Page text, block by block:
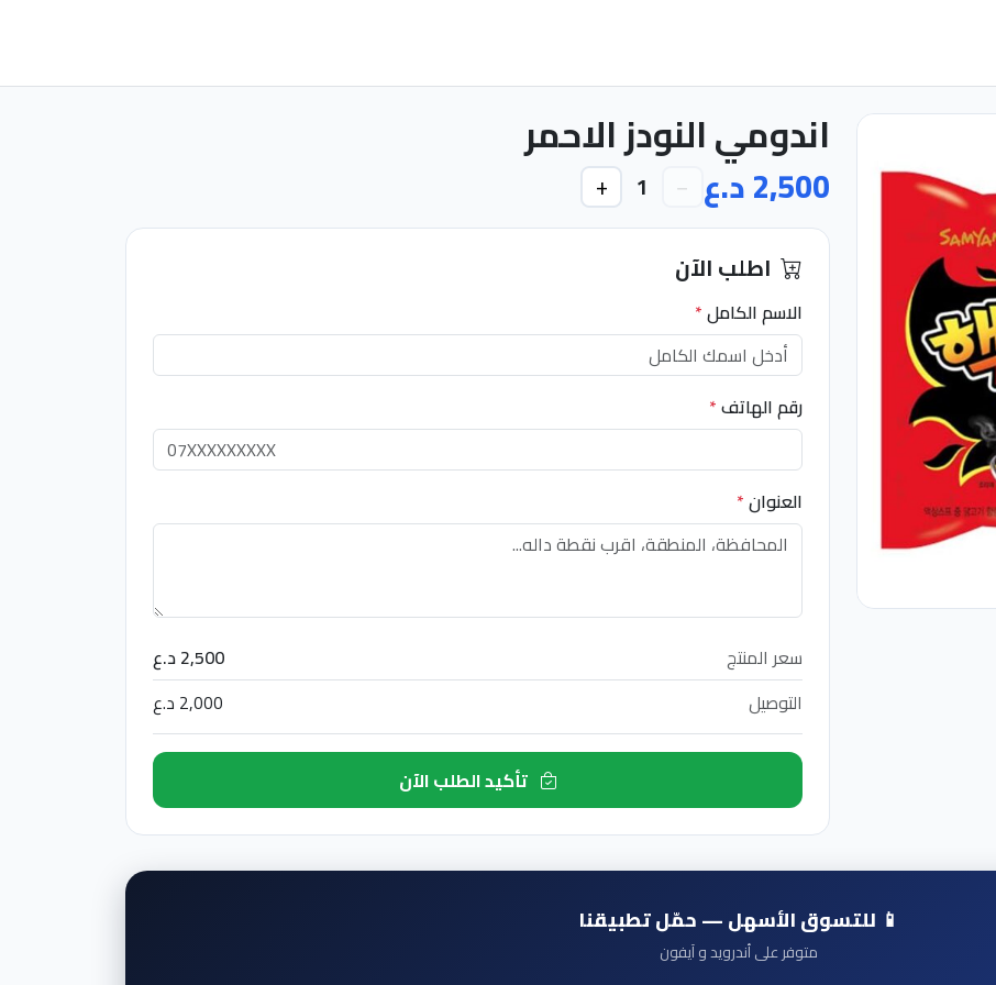
اندومي النودز الاحمر
2,500 د.ع −
1
+
اطلب الآن
الاسم الكامل*
رقم الهاتف*
العنوان*
سعر المنتج
2,500 د.ع
التوصيل
2,000 د.ع
تأكيد الطلب الآن
📱 للتسوق الأسهل — حمّل تطبيقنا
متوفر على أندرويد و آيفون